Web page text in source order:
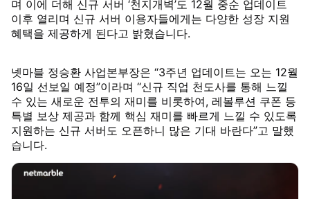
며 이에 더해 신규 서버 ‘천지개벽’도 12월 중순 업데이트
이후 열리며 신규 서버 이용자들에게는 다양한 성장 지원
혜택을 제공하게 된다고 밝혔습니다.
넷마블 정승환 사업본부장은 “3주년 업데이트는 오는 12월
16일 선보일 예정”이라며 “신규 직업 천도사를 통해 느낄
수 있는 새로운 전투의 재미를 비롯하여, 레볼루션 쿠폰 등
특별 보상 제공과 함께 핵심 재미를 빠르게 느낄 수 있도록
지원하는 신규 서버도 오픈하니 많은 기대 바란다”고 말했
습니다.